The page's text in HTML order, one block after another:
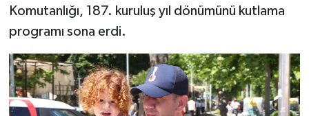
Komutanlığı, 187. kuruluş yıl dönümünü kutlama
programı sona erdi.